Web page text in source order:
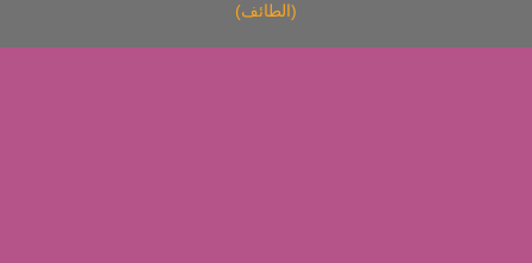
(الطائف)